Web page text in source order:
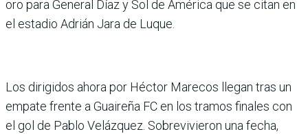
oro para General Díaz y Sol de América que se citan en
el estadio Adrián Jara de Luque.
Los dirigidos ahora por Héc­tor Marecos llegan tras un
empate frente a Guaireña FC en los tramos finales con
el gol de Pablo Velázquez. Sobrevi­vieron una fecha,